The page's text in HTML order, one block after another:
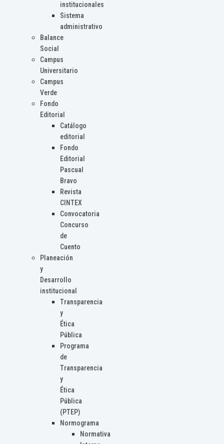
institucionales
Sistema
administrativo
Balance
Social
Campus
Universitario
Campus
Verde
Fondo
Editorial
Catálogo
editorial
Fondo
Editorial
Pascual
Bravo
Revista
CINTEX
Convocatoria
Concurso
de
Cuento
Planeación
y
Desarrollo
institucional
Transparencia
y
Ética
Pública
Programa
de
Transparencia
y
Ética
Pública
(PTEP)
Normograma
Normativa